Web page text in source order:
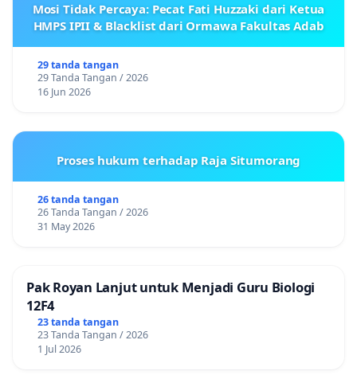
Mosi Tidak Percaya: Pecat Fati Huzzaki dari Ketua
HMPS IPII & Blacklist dari Ormawa Fakultas Adab
29 tanda tangan
29 Tanda Tangan / 2026
16 Jun 2026
Proses hukum terhadap Raja Situmorang
26 tanda tangan
26 Tanda Tangan / 2026
31 May 2026
Pak Royan Lanjut untuk Menjadi Guru Biologi
12F4
23 tanda tangan
23 Tanda Tangan / 2026
1 Jul 2026